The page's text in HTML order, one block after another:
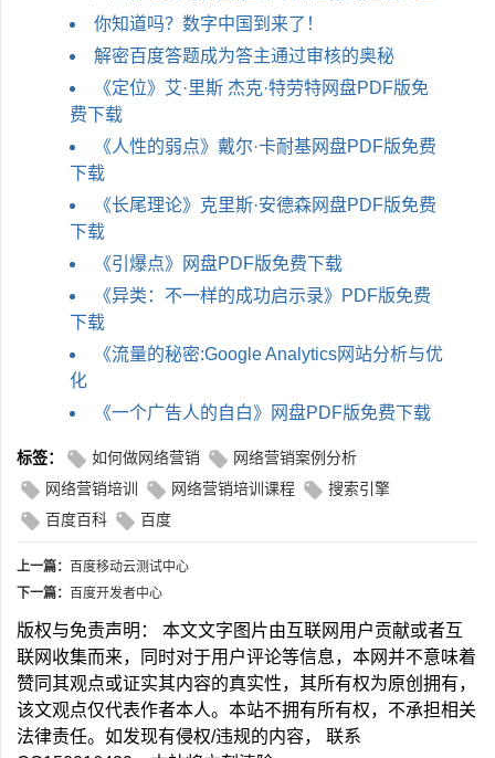
你知道吗？数字中国到来了！
解密百度答题成为答主通过审核的奥秘
《定位》艾·里斯 杰克·特劳特网盘PDF版免
费下载
《人性的弱点》戴尔·卡耐基网盘PDF版免费
下载
《长尾理论》克里斯·安德森网盘PDF版免费
下载
《引爆点》网盘PDF版免费下载
《异类：不一样的成功启示录》PDF版免费
下载
《流量的秘密:Google Analytics网站分析与优
化
《一个广告人的自白》网盘PDF版免费下载
标签： 如何做网络营销
网络营销案例分析
网络营销培训
网络营销培训课程
搜索引擎
百度百科
百度
上一篇：
百度移动云测试中心
下一篇：
百度开发者中心
版权与免责声明： 本文文字图片由互联网用户贡献或者互
联网收集而来，同时对于用户评论等信息，本网并不意味着
赞同其观点或证实其内容的真实性，其所有权为原创拥有，
该文观点仅代表作者本人。本站不拥有所有权，不承担相关
法律责任。如发现有侵权/违规的内容， 联系